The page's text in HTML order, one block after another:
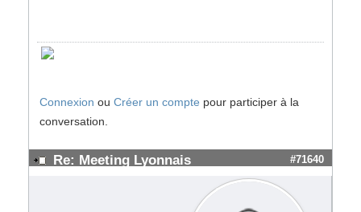
Connexion ou Créer un compte pour participer à la
conversation.
Re: Meeting Lyonnais #71640